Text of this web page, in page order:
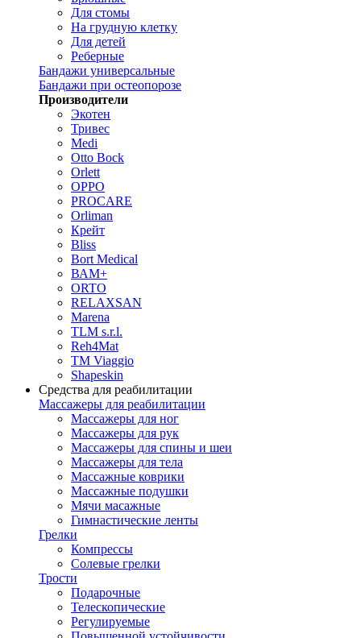
Для стомы
На грудную клетку
Для детей
Реберные
Бандажи универсальные
Бандажи при остеопорозе
Производители
Экотен
Тривес
Medi
Otto Bock
Orlett
OPPO
PROCARE
Orliman
Крейт
Bliss
Bort Medical
ВАМ+
ORTO
RELAXSAN
Marena
TLM s.r.l.
Reh4Mat
TM Viaggio
Shapeskin
Средства для реабилитации
Массажеры для реабилитации
Массажеры для ног
Массажеры для рук
Массажеры для спины и шеи
Массажеры для тела
Массажные коврики
Массажные подушки
Мячи масажные
Гимнастические ленты
Грелки
Компрессы
Солевые грелки
Трости
Подарочные
Телескопические
Регулируемые